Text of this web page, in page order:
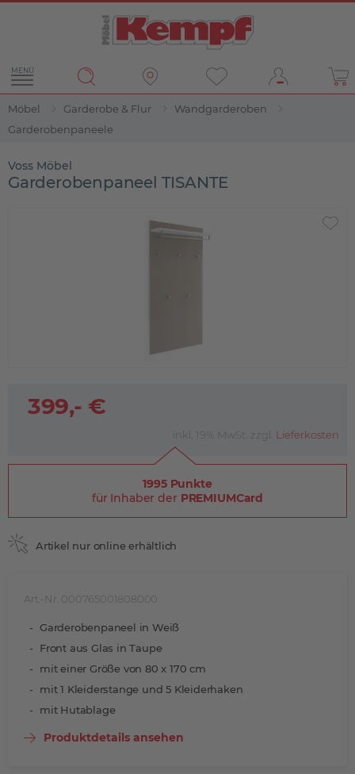
MENÜ
Möbel Garderobe & Flur
Wandgarderoben
Garderobenpaneele
Voss Möbel
Garderobenpaneel TISANTE
Art.-Nr. 000765001808000
Garderobenpaneel in Weiß
Front aus Glas in Taupe
mit einer Größe von 80 x 170 cm
mit 1 Kleiderstange und 5 Kleiderhaken
mit Hutablage
Produktdetails ansehen
399,- €
inkl. 19% MwSt. zzgl. Lieferkosten
1995 Punkte
für Inhaber der PREMIUMCard
Artikel nur online erhältlich